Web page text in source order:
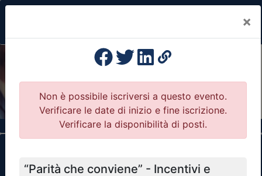
×
Previous
Il portale della formazione per Ordini e